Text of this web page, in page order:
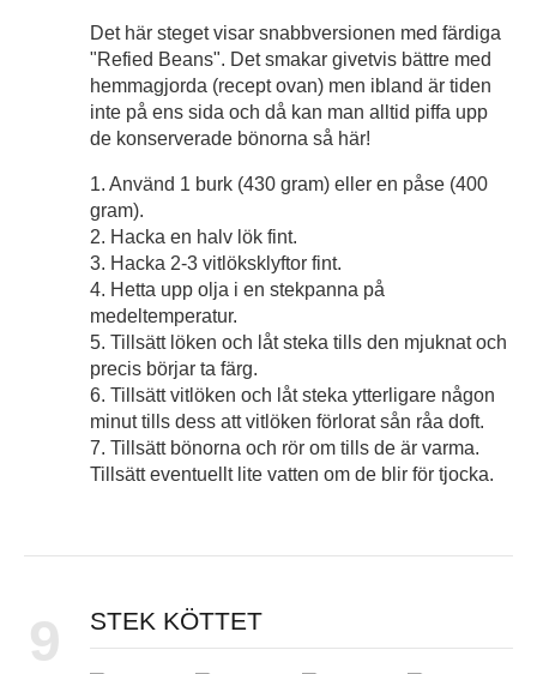
Det här steget visar snabbversionen med färdiga
"Refied Beans". Det smakar givetvis bättre med
hemmagjorda (recept ovan) men ibland är tiden
inte på ens sida och då kan man alltid piffa upp
de konserverade bönorna så här!
1. Använd 1 burk (430 gram) eller en påse (400
gram).
2. Hacka en halv lök fint.
3. Hacka 2-3 vitlöksklyftor fint.
4. Hetta upp olja i en stekpanna på
medeltemperatur.
5. Tillsätt löken och låt steka tills den mjuknat och
precis börjar ta färg.
6. Tillsätt vitlöken och låt steka ytterligare någon
minut tills dess att vitlöken förlorat sån råa doft.
7. Tillsätt bönorna och rör om tills de är varma.
Tillsätt eventuellt lite vatten om de blir för tjocka.
9 STEK KÖTTET